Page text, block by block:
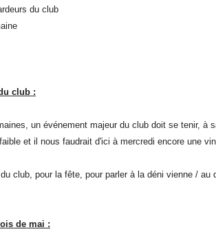
du club
club :
un événement majeur du club doit se tenir,
et il nous faudrait d'ici à mercredi encore une
club, pour la fête, pour parler à la déni vienne /
de mai :